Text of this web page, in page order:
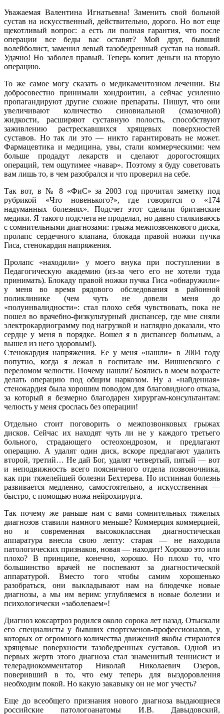
Уважаемая Валентина Игнатьевна! Заменить свой больной
сустав на искусственный, действительно, дорого. Но вот еще
щекотливый вопрос: а есть ли полная гарантия, что после
операции все беды вас оставят? Мой друг, бывший
волейболист, заменил левый тазобедренный сустав на новый.
Удачно! Но заболел правый. Теперь копит деньги на вторую
операцию.
То же самое могу сказать о медикаментозном лечении. Вы
добросовестно принимали хондроитин, а сейчас усиленно
пропагандируют другие схожие препараты. Пишут, что они
увеличивают количество синовиальной (смазочной)
жидкости, расширяют суставную полость, способствуют
заживлению растрескавшихся хрящевых поверхностей
суставов. Но так ли это — никто гарантировать не может.
Фармацевтика и медицина, увы, стали коммерческими: чем
больше продадут лекарств и сделают дорогостоящих
операций, тем ощутимее «навар». Поэтому я буду советовать
вам лишь то, в чем разобрался и что проверил на себе.
Так вот, в № 8 «ФиС» за 2003 год прочитал заметку под
рубрикой «Что новенького?», где говорится о «174
надуманных болезнях». Подсчет этот сделали британские
медики. Я такого подсчета не проделал, но давно сталкиваюсь
с сомнительными диагнозами: грыжа межпозвонкового диска,
пролапс сердечного клапана, блокада правой ножки пучка
Гиса, стенокардия напряжения.
Пролапс «находили» у моего внука при поступлении в
Педагогическую академию (из-за чего его не хотели туда
принимать). Блокаду правой ножки пучка Гиса «обнаружили»
у меня во время рядового обследования в районной
поликлинике (чем чуть не довели меня до
«полуинвалидности»: стал плохо себя чувствовать, пока не
пошел во врачебно-физкультурный диспансер, где мне сняли
электрокардиограмму под нагрузкой и наглядно доказали, что
сердце у меня в порядке. Вошел я в диспансер больным, а
вышел из него здоровым!).
Стенокардия напряжения. Ее у меня «нашли» в 2004 году
попутно, когда я лежал в госпитале им. Вишневского с
переломом челюсти. Почему нашли? Боялись в моем возрасте
делать операцию под общим наркозом. Ну а «найденная»
стенокардия была хорошим поводом для благовидного отказа,
за который я безмерно благодарен хирургам-консультантам:
челюсть у меня срослась без операции!
Отдельно стоит поговорить о межпозвонковых грыжах
дисков. Сейчас их находят чуть ли не у каждого третьего
больного, страдающего остеохондрозом, и предлагают
операцию. А удалят один диск, вскоре предлагают удалить
второй, третий… Не дай Бог, удалят четвертый, пятый — вот
и неподвижность всего поясничного отдела позвоночника,
как при тяжелейшей болезни Бехтерева. Но истинная болезнь
развивается медленно, самостоятельно, а искусственная —
быстро, с помощью ножа нейрохирурга.
Так почему же раньше нам с вами сомнительных тяжелых
диагнозов ставили намного меньше? Коммерция коммерцией,
но и современная высококлассная диагностическая
аппаратура внесла свою лепту: старая — не находила
патологических признаков, новая — находит! Хорошо это или
плохо? В принципе, конечно, хорошо. Но плохо то, что
большинство врачей не поспевают за диагностической
аппаратурой. Вместо того чтобы самим хорошенько
разобраться, они выкладывают нам на блюдечке новые
диагнозы, а мы им верим: углубляемся в новые болезни и
психологически «заболеваем»!
Диагноз коксартроз родился около сорока лет назад. Отыскали
его специалисты у бывших спортсменов-профессионалов, у
которых от огромного количества движений якобы стираются
хрящевые поверхности тазобедренных суставов. Одной из
первых жертв этого диагноза стал знаменитый теннисист и
телерадиокомментатор Николай Николаевич Озеров,
поверивший в то, что ему теперь для выздоровления
необходим покой. Но какую закавыку он не мог учесть?
Еще до всеобщего признания нового диагноза выдающиеся
российские патологоанатомы И.В. Давыдовский,